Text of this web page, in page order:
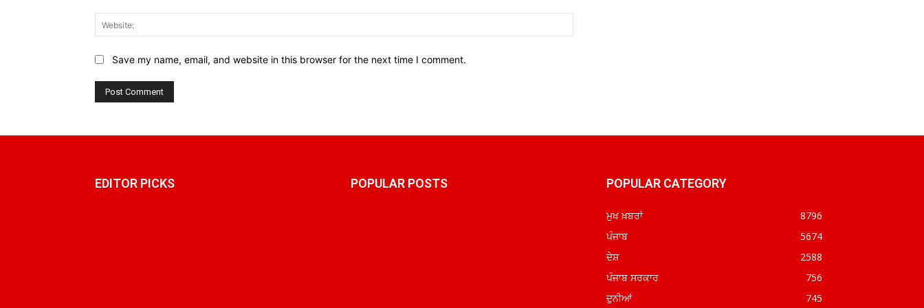
Save my name, email, and website in this browser for the next time I comment.
EDITOR PICKS POPULAR POSTS POPULAR CATEGORY
ਮੁਖ ਖ਼ਬਰਾਂ
8796
ਪੰਜਾਬ
5674
ਦੇਸ਼
2588
ਪੰਜਾਬ ਸਰਕਾਰ
756
ਦੁਨੀਆਂ
745